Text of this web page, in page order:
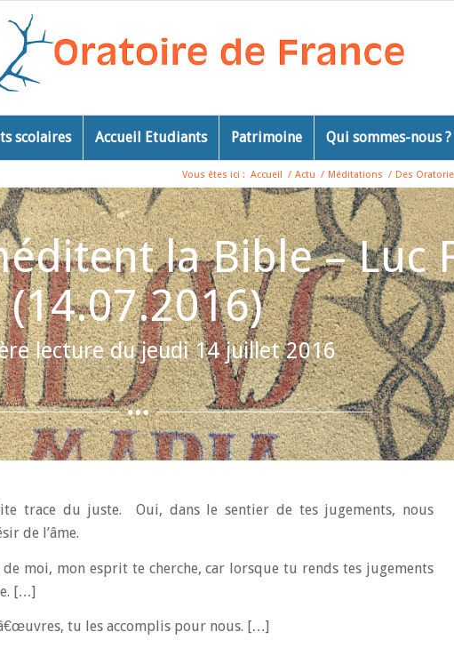
scolaires Accueil Etudiants Patrimoine Qui sommes-nous ?
Vous êtes ici : Accueil / Actu / Méditations / Des
la Bible – Luc
(14.07.2016)
lecture du jeudi 14 juillet 2016
trace du juste. Oui, dans le sentier de tes jugements, nous
de l’âme.
moi, mon esprit te cherche, car lorsque tu rends tes jugements
[…]
tu les accomplis pour nous. […]